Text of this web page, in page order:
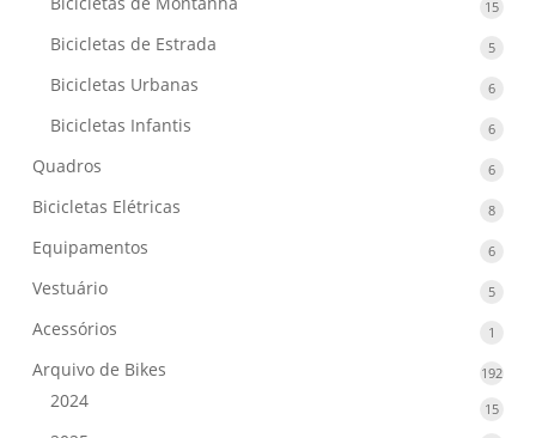
1515
Bicicletas de Estrada 55
Bicicletas Urbanas 66
Bicicletas Infantis 66
Quadros 66
Bicicletas Elétricas 88
Equipamentos 66
Vestuário 55
Acessórios 1
Arquivo de Bikes 192192
2024 1515